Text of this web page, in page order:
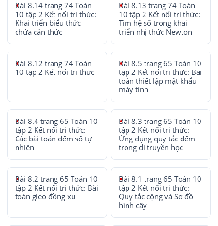
Bài 8.14 trang 74 Toán
10 tập 2 Kết nối tri thức:
Khai triển biểu thức
chứa căn thức
Bài 8.13 trang 74 Toán
10 tập 2 Kết nối tri thức:
Tìm hệ số trong khai
triển nhị thức Newton
Bài 8.12 trang 74 Toán
10 tập 2 Kết nối tri thức
Bài 8.5 trang 65 Toán 10
tập 2 Kết nối tri thức: Bài
toán thiết lập mật khẩu
máy tính
Bài 8.4 trang 65 Toán 10
tập 2 Kết nối tri thức:
Các bài toán đếm số tự
nhiên
Bài 8.3 trang 65 Toán 10
tập 2 Kết nối tri thức:
Ứng dụng quy tắc đếm
trong di truyền học
Bài 8.2 trang 65 Toán 10
tập 2 Kết nối tri thức: Bài
toán gieo đồng xu
Bài 8.1 trang 65 Toán 10
tập 2 Kết nối tri thức:
Quy tắc cộng và Sơ đồ
hình cây